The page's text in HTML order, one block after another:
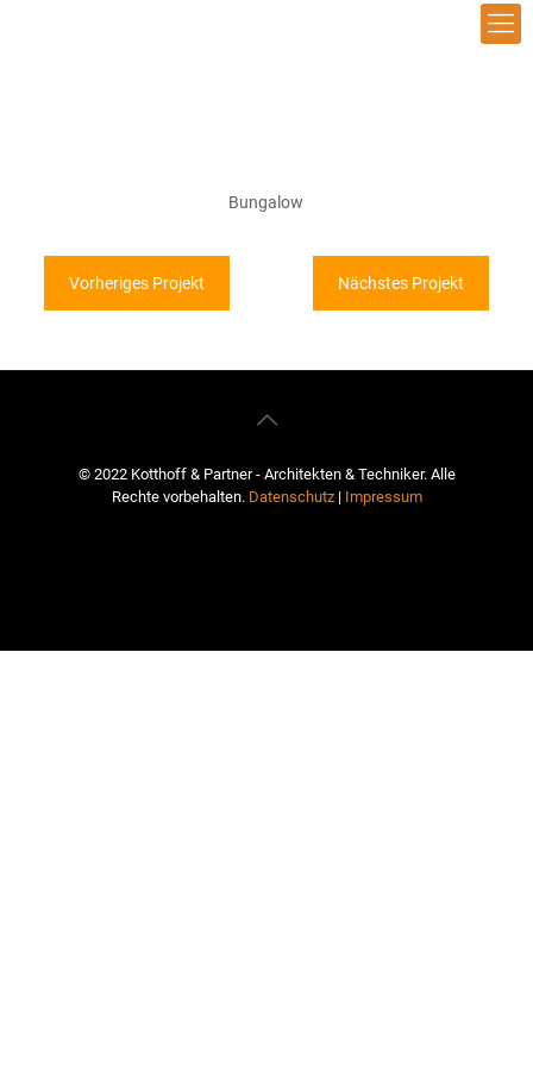
Bungalow
Vorheriges Projekt Nächstes Projekt
© 2022 Kotthoff & Partner - Architekten & Techniker. Alle
Rechte vorbehalten. Datenschutz | Impressum